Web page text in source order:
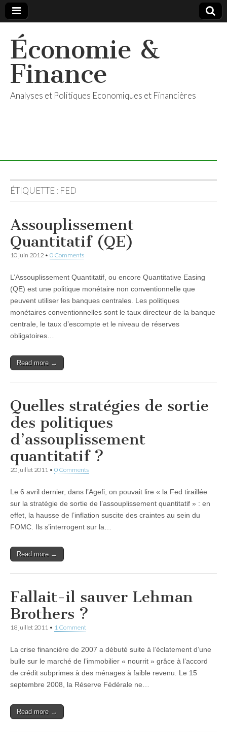
Économie &
Finance
Analyses et Politiques Economiques et Financières
ÉTIQUETTE : FED
Assouplissement
Quantitatif (QE)
10 juin 2012 • 0 Comments
L’Assouplissement Quantitatif, ou encore Quantitative Easing
(QE) est une politique monétaire non conventionnelle que
peuvent utiliser les banques centrales. Les politiques
monétaires conventionnelles sont le taux directeur de la banque
centrale, le taux d’escompte et le niveau de réserves
obligatoires…
Read more →
Quelles stratégies de sortie
des politiques
d’assouplissement
quantitatif ?
20 juillet 2011 • 0 Comments
Le 6 avril dernier, dans l’Agefi, on pouvait lire « la Fed tiraillée
sur la stratégie de sortie de l’assouplissement quantitatif » : en
effet, la hausse de l’inflation suscite des craintes au sein du
FOMC. Ils s’interrogent sur la…
Read more →
Fallait-il sauver Lehman
Brothers ?
18 juillet 2011 • 1 Comment
La crise financière de 2007 a débuté suite à l’éclatement d’une
bulle sur le marché de l’immobilier « nourrit » grâce à l’accord
de crédit subprimes à des ménages à faible revenu. Le 15
septembre 2008, la Réserve Fédérale ne…
Read more →